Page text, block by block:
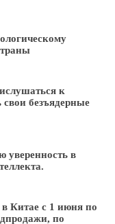
к
безъядерные
уверенность в
Китае с 1 июня по
по